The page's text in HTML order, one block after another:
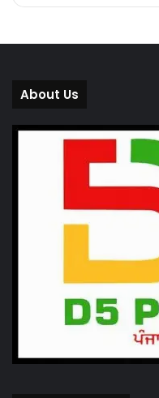
About Us